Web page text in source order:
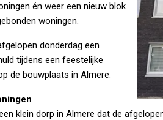
én weer een nieuw blok
woningen.
donderdag een
tijdens een feestelijke
de bouwplaats in Almere.
klein dorp in Almere dat de